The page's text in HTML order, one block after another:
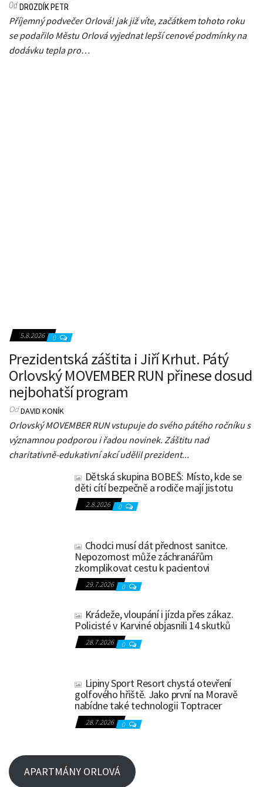
Od DROZDÍK PETR
Příjemný podvečer Orlová! jak již víte, začátkem tohoto roku
se podařilo Městu Orlová vyjednat lepší cenové podmínky na
dodávku tepla pro…
5.8.2026 0
Prezidentská záštita i Jiří Krhut. Pátý
Orlovský MOVEMBER RUN přinese dosud
nejbohatší program
OdDAVID KONÍK
Orlovský MOVEMBER RUN vstupuje do svého pátého ročníku s
významnou podporou i řadou novinek. Záštitu nad
charitativně-edukativní akcí udělil prezident...
Dětská skupina BOBEŠ: Místo, kde se
děti cítí bezpečně a rodiče mají jistotu
2.8.2026 0
Chodci musí dát přednost sanitce.
Nepozornost může záchranářům
zkomplikovat cestu k pacientovi
29.7.2026 0
Krádeže, vloupání i jízda přes zákaz.
Policisté v Karviné objasnili 14 skutků
28.7.2026 0
Lipiny Sport Resort chystá otevření
golfového hřiště. Jako první na Moravě
nabídne také technologii Toptracer
28.7.2026 0
APARTMÁNY ORLOVÁ